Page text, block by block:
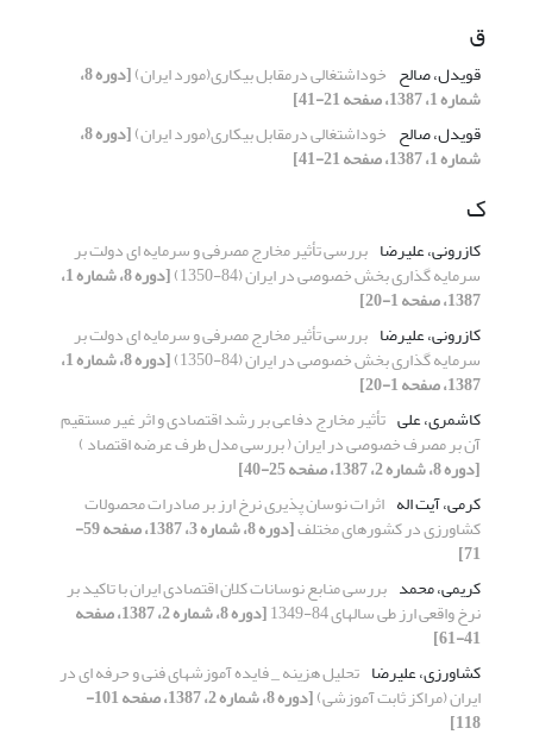
ق
قویدل، صالح خوداشتغالی درمقابل بیکاری(مورد ایران) [دوره 8،
شماره 1، 1387، صفحه 21-41]
قویدل، صالح خوداشتغالی درمقابل بیکاری(مورد ایران) [دوره 8،
شماره 1، 1387، صفحه 21-41]
ک
کازرونی، علیرضا بررسی تأثیر مخارج مصرفی و سرمایه ای دولت بر
سرمایه گذاری بخش خصوصی در ایران (84-1350) [دوره 8، شماره 1،
1387، صفحه 1-20]
کازرونی، علیرضا بررسی تأثیر مخارج مصرفی و سرمایه ای دولت بر
سرمایه گذاری بخش خصوصی در ایران (84-1350) [دوره 8، شماره 1،
1387، صفحه 1-20]
کاشمری، علی تأثیر مخارج دفاعی بر رشد اقتصادی و اثر غیر مستقیم
آن بر مصرف خصوصی در ایران ( بررسی مدل طرف عرضه اقتصاد )
[دوره 8، شماره 2، 1387، صفحه 25-40]
کرمی، آیت اله اثرات نوسان پذیری نرخ ارز بر صادرات محصولات
کشاورزی در کشورهای مختلف [دوره 8، شماره 3، 1387، صفحه 59-
71]
کریمی، محمد بررسی منابع نوسانات کلان اقتصادی ایران با تاکید بر
نرخ واقعی ارز طی سالهای 84-1349 [دوره 8، شماره 2، 1387، صفحه
41-61]
کشاورزی، علیرضا تحلیل هزینه _ فایده آموزشهای فنی و حرفه ای در
ایران (مراکز ثابت آموزشی) [دوره 8، شماره 2، 1387، صفحه 101-
118]